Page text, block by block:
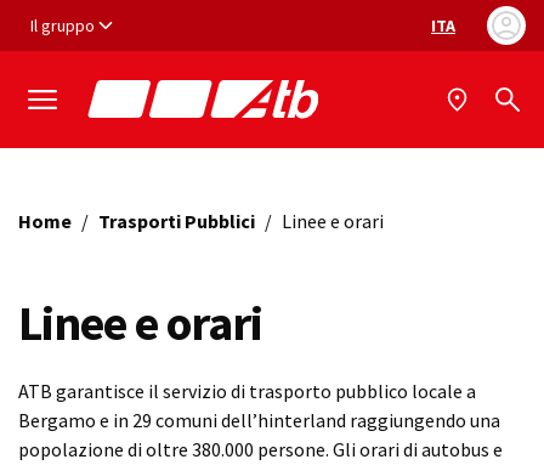
Vai ai contenuti
Vai al footer
Il gruppo Selezione
ITA
Home / Trasporti Pubblici / Linee e orari
Linee e orari
ATB garantisce il servizio di trasporto pubblico locale a
Bergamo e in 29 comuni dell’hinterland raggiungendo una
popolazione di oltre 380.000 persone. Gli orari di autobus e